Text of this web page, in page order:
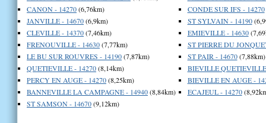
CANON - 14270(6,76km)
JANVILLE - 14670(6,9km)
CLEVILLE - 14370(7,46km)
FRENOUVILLE - 14630(7,77km)
LE BU SUR ROUVRES - 14190(7,87km)
QUETIEVILLE - 14270(8,14km)
PERCY EN AUGE - 14270(8,25km)
BANNEVILLE LA CAMPAGNE - 14940(8,84km)
ST SAMSON - 14670(9,12km)
CONDE SUR IFS - 14270
ST SYLVAIN - 14190
EMIEVILLE - 14630
ST PIERRE DU
ST PAIR - 14670(7,88km)
BIEVILLE
BIEVILLE EN AUGE -
ECAJEUL - 14270